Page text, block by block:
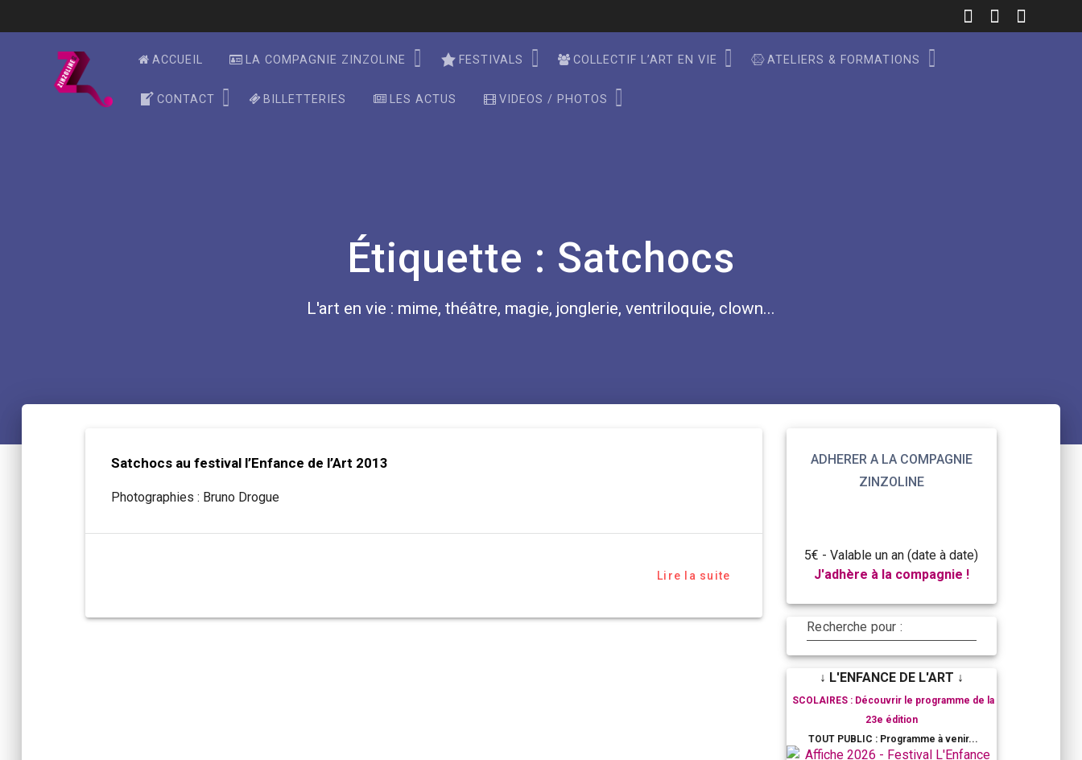
ACCUEIL LA COMPAGNIE ZINZOLINE FESTIVALS COLLECTIF L’ART EN VIE ATELIERS & FORMATIONS
CONTACT BILLETTERIES LES ACTUS VIDEOS / PHOTOS
Étiquette : Satchocs
L'art en vie : mime, théâtre, magie, jonglerie, ventriloquie, clown...
Satchocs au festival l’Enfance de l’Art 2013
Photographies : Bruno Drogue
Lire la suite
ADHERER A LA COMPAGNIE
ZINZOLINE
5€ - Valable un an (date à date)
J'adhère à la compagnie !
Recherche pour :
↓ L'ENFANCE DE L'ART ↓
SCOLAIRES : Découvrir le programme de la
23e édition
TOUT PUBLIC : Programme à venir...